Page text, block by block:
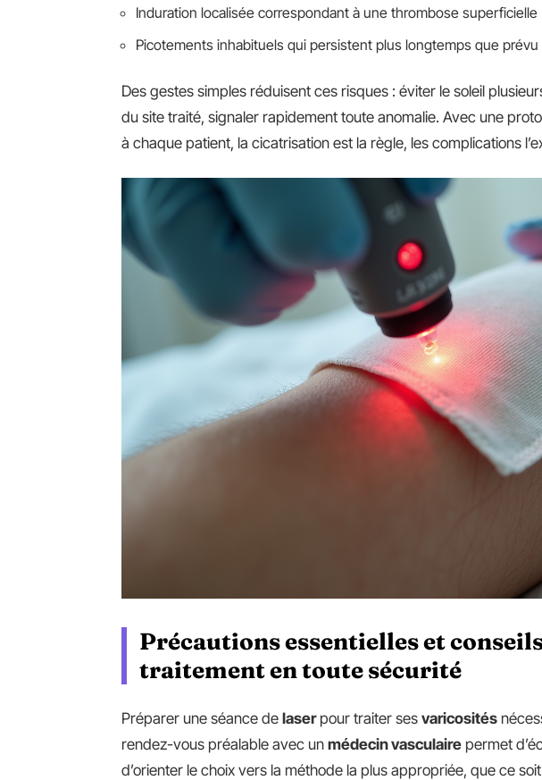
Induration localisée correspondant à une thrombose superficielle
Picotements inhabituels qui persistent plus longtemps que prévu
Des gestes simples réduisent ces risques : éviter le soleil
du site traité, signaler rapidement toute anomalie. Avec une
à chaque patient, la cicatrisation est la règle, les complications
Précautions essentielles et
traitement en toute sécurité
Préparer une séance de laserpour traiter ses varicosités
rendez-vous préalable avec un médecin vasculaire permet
d’orienter le choix vers la méthode la plus appropriée, que ce soit